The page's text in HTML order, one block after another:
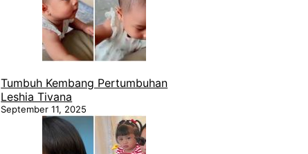
Tumbuh Kembang Pertumbuhan
Leshia Tivana
September 11, 2025